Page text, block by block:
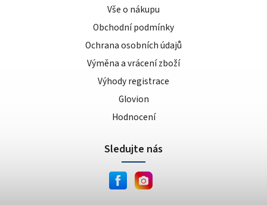
Vše o nákupu
Obchodní podmínky
Ochrana osobních údajů
Výměna a vrácení zboží
Výhody registrace
Glovion
Hodnocení
Sledujte nás